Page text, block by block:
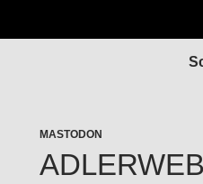
MASTODON